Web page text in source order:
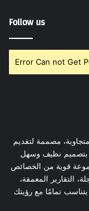
Follow us
Error Can not Get
ومتجاوبة، مصممة لتقديم
بتصميم نظيف وسهل
قوية من الخصائص
التقارير المعمقة،
يتناسب تمامًا مع رؤيتك